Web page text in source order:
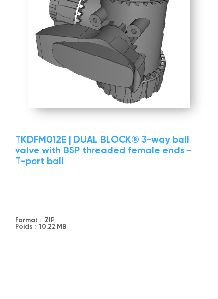
TKDFM012E | DUAL BLOCK® 3-way ball
valve with BSP threaded female ends -
T-port ball
Format : ZIP
Poids : 10.22 MB